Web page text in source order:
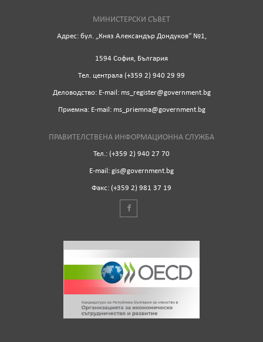
МИНИСТЕРСКИ СЪВЕТ
Адрес: бул. „Княз Александър Дондуков“ №1,
1594 София, България
Tел. централа (+359 2) 940 29 99
Деловодство: Е-mail: ms_register@government.bg
Приемна: Е-mail: ms_priemna@government.bg
ПРАВИТЕЛСТВЕНА ИНФОРМАЦИОННА СЛУЖБА
Тел.: (+359 2) 940 27 70
Е-mail: gis@government.bg
Факс: (+359 2) 981 37 19